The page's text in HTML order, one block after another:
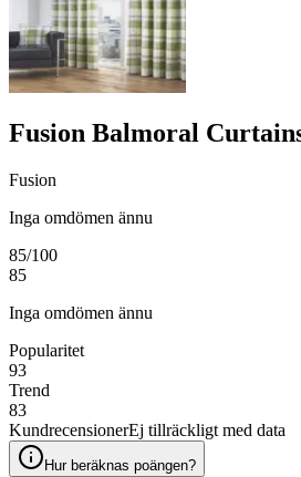
Fusion Balmoral
Fusion
Inga omdömen ännu
85/100
85
Inga omdömen ännu
Popularitet
93
Trend
83
KundrecensionerEj tillräckligt med data
Hur beräknas poängen?